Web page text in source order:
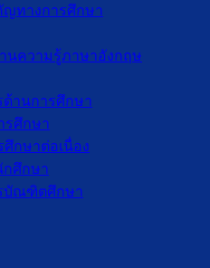
ญทางการศึกษา
นความรู้ภาษาอังกฤษ
ด้านการศึกษา
รศึกษา
กษาต่อเนื่อง
กศึกษา
บัณฑิตศึกษา